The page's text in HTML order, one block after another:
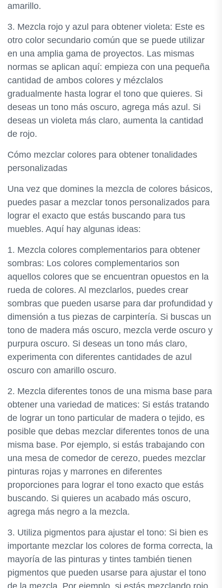
amarillo.
3. Mezcla rojo y azul para obtener violeta: Este es
otro color secundario común que se puede utilizar
en una amplia gama de proyectos. Las mismas
normas se aplican aquí: empieza con una pequeña
cantidad de ambos colores y mézclalos
gradualmente hasta lograr el tono que quieres. Si
deseas un tono más oscuro, agrega más azul. Si
deseas un violeta más claro, aumenta la cantidad
de rojo.
Cómo mezclar colores para obtener tonalidades
personalizadas
Una vez que domines la mezcla de colores básicos,
puedes pasar a mezclar tonos personalizados para
lograr el exacto que estás buscando para tus
muebles. Aquí hay algunas ideas:
1. Mezcla colores complementarios para obtener
sombras: Los colores complementarios son
aquellos colores que se encuentran opuestos en la
rueda de colores. Al mezclarlos, puedes crear
sombras que pueden usarse para dar profundidad y
dimensión a tus piezas de carpintería. Si buscas un
tono de madera más oscuro, mezcla verde oscuro y
purpura oscuro. Si deseas un tono más claro,
experimenta con diferentes cantidades de azul
oscuro con amarillo oscuro.
2. Mezcla diferentes tonos de una misma base para
obtener una variedad de matices: Si estás tratando
de lograr un tono particular de madera o tejido, es
posible que debas mezclar diferentes tonos de una
misma base. Por ejemplo, si estás trabajando con
una mesa de comedor de cerezo, puedes mezclar
pinturas rojas y marrones en diferentes
proporciones para lograr el tono exacto que estás
buscando. Si quieres un acabado más oscuro,
agrega más negro a la mezcla.
3. Utiliza pigmentos para ajustar el tono: Si bien es
importante mezclar los colores de forma correcta, la
mayoría de las pinturas y tintes también tienen
pigmentos que pueden usarse para ajustar el tono
de la mezcla. Por ejemplo, si estás mezclando rojo